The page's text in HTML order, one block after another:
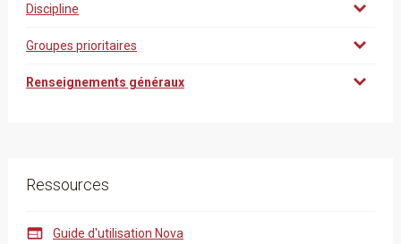
Discipline
Groupes prioritaires
Renseignements généraux
Ressources
 Guide d'utilisation Nova